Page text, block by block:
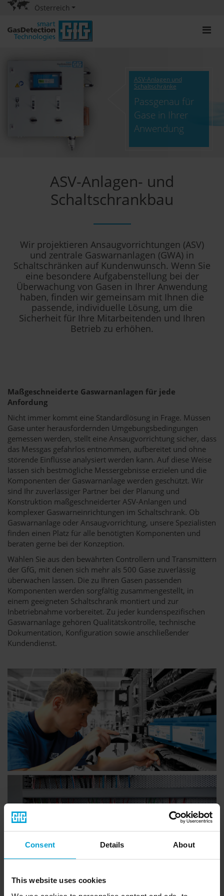
Consent Details About
This website uses cookies
Österreich
ASV-Anlagen und
Schaltschränke
Passgenau für
Gase in Ihrer
Anwendung
ASV-Anlagen- und
Schaltschrankbau
Wir projektieren Ansaugvorrichtungen (ASV)
und zentrale Gaswarnanlagen (GWA) in
Schaltschränken auf Kundenwunsch. Wenn Sie
eine besondere Aufgabenstellung bei der
Überwachung von Gasen in Ihrer Anwendung
haben, finden wir gemeinsam mit Ihnen die
passende, individuelle Lösung, um die
Sicherheit für Ihre Mitarbeitenden und Ihren
Betrieb zu erhöhen.
Maßgeschneiderte Gaswarnanlagen für jede
Anfordung
Nicht immer kommt eine Standardlösung in Frage. Müssen
Gase unter herausfordernden Umgebungsbedingungen
gemessen werden, stellt eine Ansaugvorrichtung sicher, dass
das Messgas gefahrlos entnommen, aufbereitet und ohne
störende Einflüsse analysiert werden kann. Auf diese Weise
lassen sich bestmögliche Messergebnisse erzielen und die
Komponenten der Gaswarnanlage werden geschützt. Wir
sind Ihr zuverlässiger Partner bei der Planung und
Konstruktion maßgeschneiderter ASV-Anlangen und
komplexer Gaswarneinrichtungen im Schaltschrank. Ob
Gaswarnanlage oder Ansaugvorrichtung, unsere Spezialisten
finden einen Platz für alle benötigten Komponenten und
beraten gerne bei der Konzeption.
Wählen Sie aus den bewährten Controllern und Transmittern
der GfG, mit denen sich mehr als 500 Gase zuverlässig
überwachen lassen. Die zu Ihren Gasen passenden
Komponenten werden sorgfältig zusammengestellt, in
einem geeigneten Schaltschrank montiert und zur
Inbetriebnahme vorbereitet. Zu jeder kundenspezifischen
Gaswarnanlage gehören Qualitätskontrolle, technische
Dokumentation, Konfiguration sowie anschließender
Kundendienst.